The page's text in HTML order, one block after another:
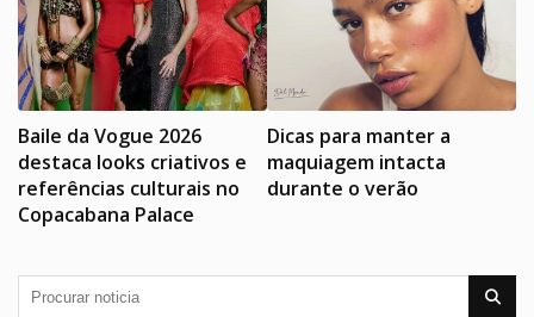
Baile da Vogue 2026
destaca looks criativos e
referências culturais no
Copacabana Palace
Dicas para manter a
maquiagem intacta
durante o verão